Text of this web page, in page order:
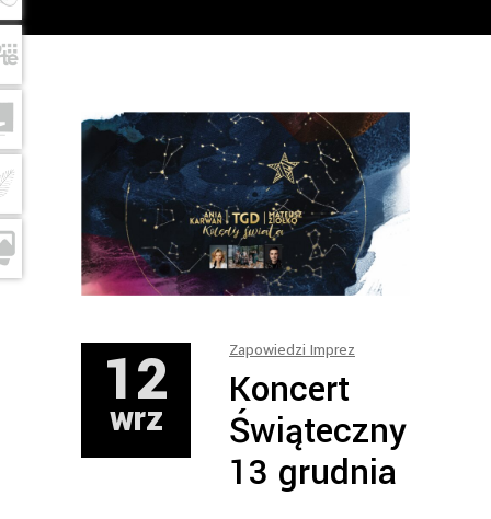
12
wrz
Zapowiedzi Imprez
Koncert
Świąteczny
13 grudnia